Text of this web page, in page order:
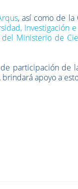
, así como de la
Investigación
Ministerio de
de participación de
apoyo a